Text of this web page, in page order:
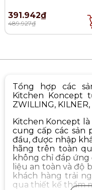
391.942₫
489.927₫
Tổng hợp các
Kitchen Koncept
ZWILLING, KILNER,
Kitchen Koncept
cung cấp các sản
đầu, được nhập
hãng trên toàn
không chỉ đáp ứng
liệu an toàn và độ
khách hàng trải
qua thiết kế thẩm